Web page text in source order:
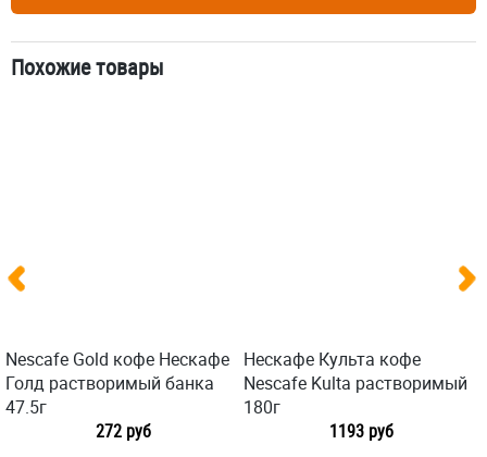
Похожие товары
Nescafe Gold кофе Нескафе
Голд растворимый банка
47.5г
272 руб
Нескафе Культа кофе
Nescafe Kulta растворимый
180г
1193 руб